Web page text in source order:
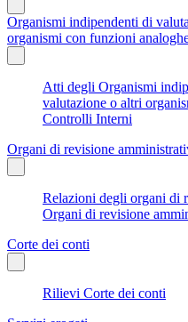
Organismi indipendenti di
organismi con funzioni
Atti degli Organismi
valutazione o altri
Controlli Interni
Organi di revisione
Relazioni degli organi di
Organi di revisione
Corte dei conti
Rilievi Corte dei conti